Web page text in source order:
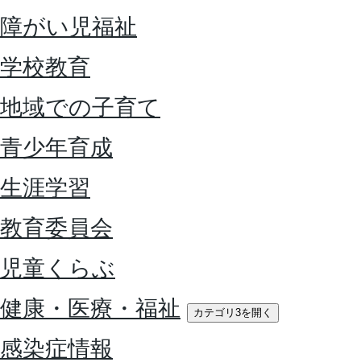
障がい児福祉
学校教育
地域での子育て
青少年育成
生涯学習
教育委員会
児童くらぶ
健康・医療・福祉
カテゴリ3を開く
感染症情報